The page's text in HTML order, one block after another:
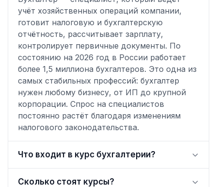
учёт хозяйственных операций компании,
готовит налоговую и бухгалтерскую
отчётность, рассчитывает зарплату,
контролирует первичные документы. По
состоянию на 2026 год в России работает
более 1,5 миллиона бухгалтеров. Это одна из
самых стабильных профессий: бухгалтер
нужен любому бизнесу, от ИП до крупной
корпорации. Спрос на специалистов
постоянно растёт благодаря изменениям
налогового законодательства.
Что входит в курс бухгалтерии?
Сколько стоят курсы?